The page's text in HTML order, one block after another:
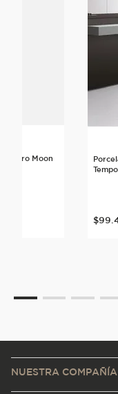
Neutro Moon
$99.
NUESTRA COMPAÑÍA